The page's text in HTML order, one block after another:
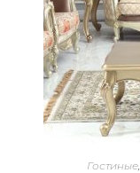
Гостиные